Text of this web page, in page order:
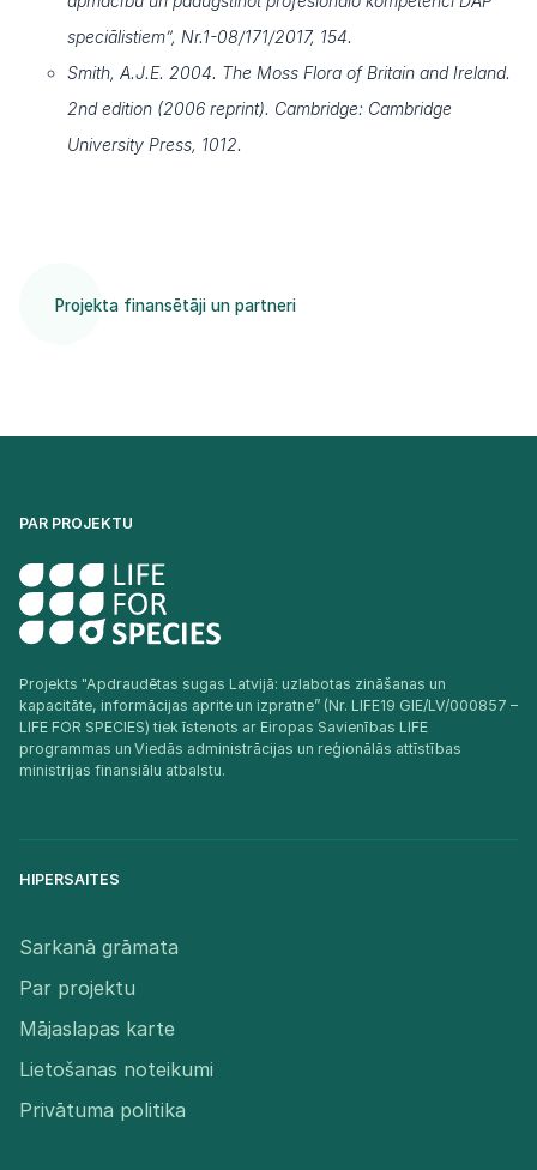
speciālistiem”, Nr.1-08/171/2017, 154.
Smith, A.J.E. 2004. The Moss Flora of Britain and Ireland.
2nd edition (2006 reprint). Cambridge: Cambridge
University Press, 1012.
Projekta finansētāji un partneri
PAR PROJEKTU
Projekts "Apdraudētas sugas Latvijā: uzlabotas zināšanas un
kapacitāte, informācijas aprite un izpratne” (Nr. LIFE19 GIE/LV/000857 –
LIFE FOR SPECIES) tiek īstenots ar Eiropas Savienības LIFE
programmas un Viedās administrācijas un reģionālās attīstības
ministrijas finansiālu atbalstu.​
HIPERSAITES
Sarkanā grāmata
Par projektu
Mājaslapas karte
Lietošanas noteikumi
Privātuma politika